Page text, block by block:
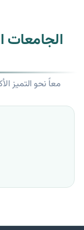
الجامعات
معاً نحو التميز